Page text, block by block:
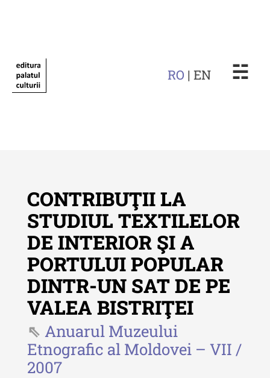
RO | EN ☵
Revista "Cercetări istorice"
Revista "Cercetări istorice" - XLIV
- 2025
Revista "Cercetări istorice" - XLIII
- 2024
Revista "Cercetări istorice" - XLII -
2023
CONTRIBUŢII LA
STUDIUL TEXTILELOR
DE INTERIOR ŞI A
PORTULUI POPULAR
DINTR-UN SAT DE PE
VALEA BISTRIŢEI
Anuarul Muzeului
Etnografic al Moldovei – VII /
2007